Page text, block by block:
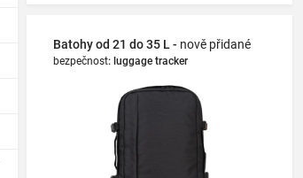
Batohy od 21 do 35 L - nově přidané
bezpečnost: luggage tracker